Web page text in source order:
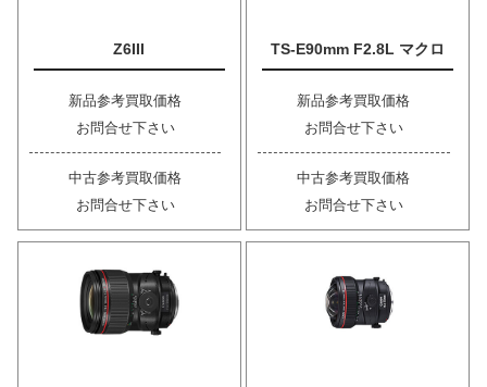
Z6III
新品参考買取価格
お問合せ下さい
中古参考買取価格
お問合せ下さい
TS-E90mm F2.8L マクロ
新品参考買取価格
お問合せ下さい
中古参考買取価格
お問合せ下さい